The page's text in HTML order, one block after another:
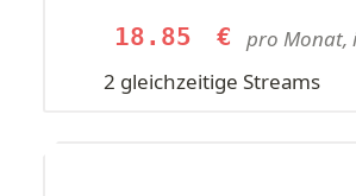
18.85 €
pro Monat,
2 gleichzeitige Streams